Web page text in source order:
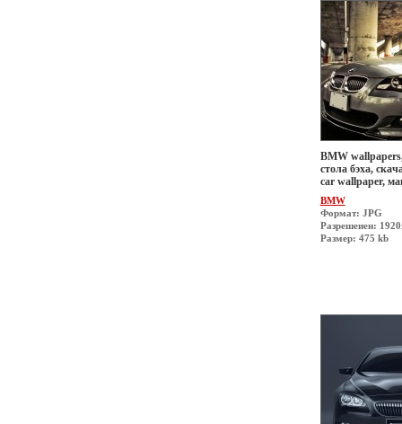
BMW
стола бэха,
car wallpaper,
BMW
Формат: JPG
Разрешеиен:
Размер: 475 kb